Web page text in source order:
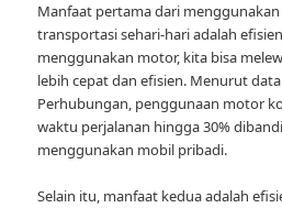
Manfaat pertama dari
transportasi sehari-hari adalah
menggunakan motor, kita bisa
lebih cepat dan efisien. Menurut
Perhubungan, penggunaan motor
waktu perjalanan hingga 30%
menggunakan mobil pribadi.
Selain itu, manfaat kedua adalah